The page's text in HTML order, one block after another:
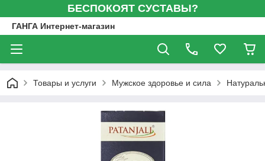
БЕСПОКОЯТ СУСТАВЫ?
ГАНГА Интернет-магазин
Товары и услуги Мужское здоровье и сила